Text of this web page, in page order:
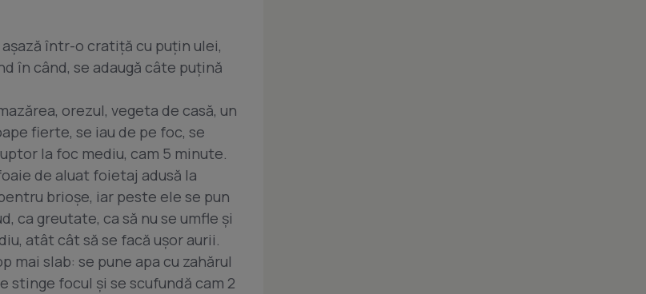
într-o cratiţă cu puţin ulei,
în când, se adaugă câte puţină
orezul, vegeta de casă, un
fierte, se iau de pe foc, se
la foc mediu, cam 5 minute.
de aluat foietaj adusă la
brioşe, iar peste ele se pun
ca greutate, ca să nu se umfle şi
atât cât să se facă uşor aurii.
slab: se pune apa cu zahărul
stinge focul şi se scufundă cam 2